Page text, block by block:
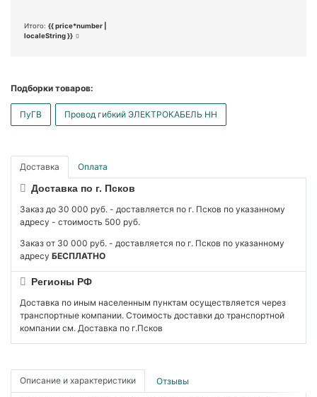
Итого: {{ price*number |
localeString }}
Подборки товаров:
ПуГВ Провод гибкий ЭЛЕКТРОКАБЕЛЬ НН
Доставка Оплата
Доставка по г. Псков
Заказ до 30 000 руб. - доставляется по г. Псков по указанному
адресу - стоимость 500 руб.
Заказ от 30 000 руб. - доставляется по г. Псков по указанному
адресу БЕСПЛАТНО
Регионы РФ
Доставка по иным населенным пунктам осуществляется через
транспортные компании. Стоимость доставки до транспортной
компании см. Доставка по г.Псков
Описание и характеристики Отзывы